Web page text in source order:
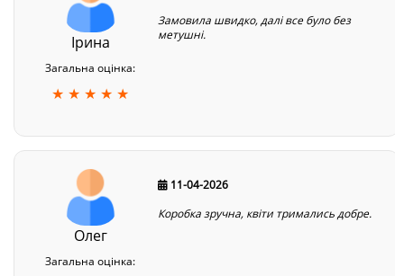
Ірина
Загальна оцінка:
★ ★ ★ ★ ★
Замовила швидко, далі все було без
метушні.
Олег
Загальна оцінка:
11-04-2026
Коробка зручна, квіти тримались добре.